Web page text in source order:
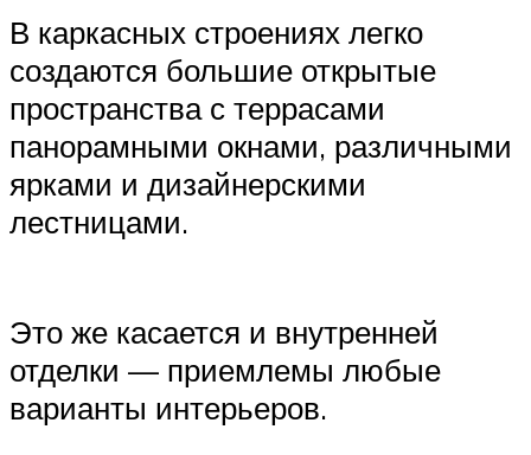
В каркасных строениях легко
создаются большие открытые
пространства с террасами
панорамными окнами, различными
ярками и дизайнерскими
лестницами.
Это же касается и внутренней
отделки — приемлемы любые
варианты интерьеров.